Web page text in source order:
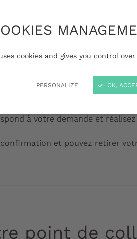
cookies and gives you control
PERSONALIZE OK,
devis ainsi qu'un lien pour
à votre demande et
confirmation et pouvez retirer
point de